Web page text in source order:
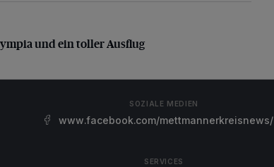
und ein toller Ausflug
und ein toller Ausflug
SOZIALE MEDIEN
www.facebook.com/mettmannerkreisnews/
SERVICES